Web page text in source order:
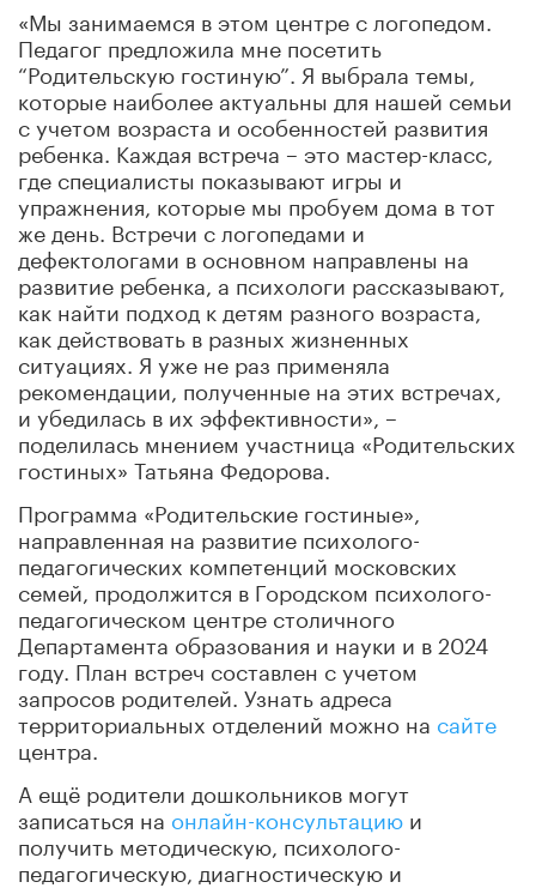
«Мы занимаемся в этом центре с логопедом.
Педагог предложила мне посетить
“Родительскую гостиную”. Я выбрала темы,
которые наиболее актуальны для нашей семьи
с учетом возраста и особенностей развития
ребенка. Каждая встреча – это мастер-класс,
где специалисты показывают игры и
упражнения, которые мы пробуем дома в тот
же день. Встречи с логопедами и
дефектологами в основном направлены на
развитие ребенка, а психологи рассказывают,
как найти подход к детям разного возраста,
как действовать в разных жизненных
ситуациях. Я уже не раз применяла
рекомендации, полученные на этих встречах,
и убедилась в их эффективности», –
поделилась мнением участница «Родительских
гостиных» Татьяна Федорова.
Программа «Родительские гостиные»,
направленная на развитие психолого-
педагогических компетенций московских
семей, продолжится в Городском психолого-
педагогическом центре столичного
Департамента образования и науки и в 2024
году. План встреч составлен с учетом
запросов родителей. Узнать адреса
территориальных отделений можно на сайте
центра.
А ещё родители дошкольников могут
записаться на онлайн-консультацию и
получить методическую, психолого-
педагогическую, диагностическую и